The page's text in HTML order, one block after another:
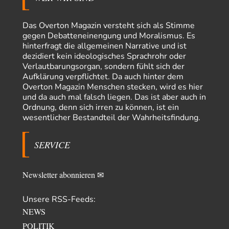
vor 8 Stunden zu:
Absurde Debatte um Ceuta-„Invasion“ durch Marokko
vertieft EU-Spaltung
Gratuliere, du hast erkannt wer hier der Bösewicht ist. Dann kann es ja
gar nicht…
Schattenland vor 9 Stunden zu:
Unkabarettistische Anstalten
Dem schließe ich mich 100 pro an - das deutsche politische Kabarett ist
tot (Lisa…
YaSa
vor 10 Stunden zu:
Dissonanzen
Kleine Korrektur: Anders als Moshe Zuckermann schildet gab es in den
1960er und 1970er Jahren…
Wolfgang Wirthvor 10 Stunden zu:
Entkernen, Umfunktionieren und (feindlich) Übernehmen
@Froschhaut Vielen Dank für Ihre freundlichen Worte. Ich nehme an,
dass ich dass stellvertretend auch…
ratzefatzvor 12 Stunden zu:
Klimalüge und Klimadiktatur?
Es gibt genau zwei Faktoren, die für unser Klima (eigentlich: die Klimata
der verschiedenen Klimazonen)…
Das Overton Magazin versteht sich als Stimme
gegen Debatteneinengung und Moralismus. Es
hinterfragt die allgemeinen Narrative und ist
dezidiert kein ideologisches Sprachrohr oder
Verlautbarungsorgan, sondern fühlt sich der
Aufklärung verpflichtet. Da auch hinter dem
Overton Magazin Menschen stecken, wird es hier
und da auch mal falsch liegen. Das ist aber auch in
Ordnung, denn sich irren zu können, ist ein
wesentlicher Bestandteil der Wahrheitsfindung.
SERVICE
Newsletter abonnieren ✉
Unsere RSS-Feeds:
NEWS
POLITIK